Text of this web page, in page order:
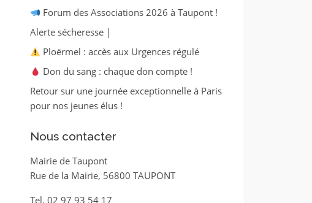
Forum des Associations 2026 à Taupont !
Alerte sécheresse |
Ploërmel : accès aux Urgences régulé
Don du sang : chaque don compte !
Retour sur une journée exceptionnelle à Paris
pour nos jeunes élus !
Nous contacter
Mairie de Taupont
Rue de la Mairie, 56800 TAUPONT
Tel. 02 97 93 54 17